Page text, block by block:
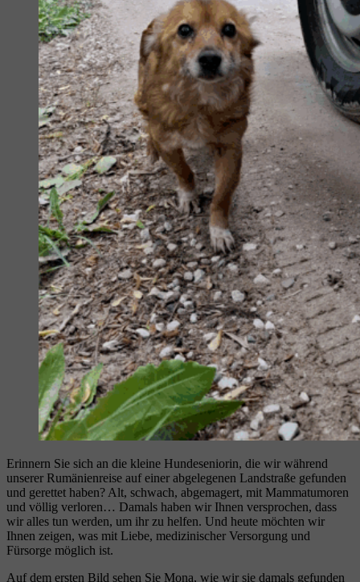
Erinnern Sie sich an die kleine Hundeseniorin, die wir während
unserer Rumänienreise auf einer abgelegenen Landstraße gefunden
und gerettet haben? Alt, schwach, abgemagert, mit Mammatumoren
und völlig verloren… Damals haben wir Ihnen versprochen, dass
wir alles tun werden, um ihr zu helfen. Und heute möchten wir
Ihnen zeigen, was mit Liebe, medizinischer Versorgung und
Fürsorge möglich ist.
Auf dem ersten Bild sehen Sie Mona, wie wir sie damals gefunden